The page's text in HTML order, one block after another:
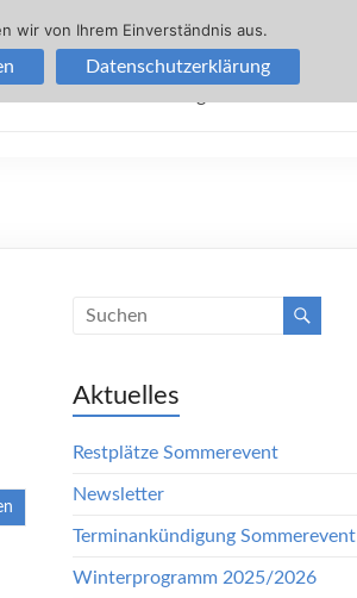
Aktuelles
Restplätze Sommerevent
Newsletter
Terminankündigung Sommerevent
Winterprogramm 2025/2026
wir von Ihrem Einverständnis aus.
Datenschutzerklärung